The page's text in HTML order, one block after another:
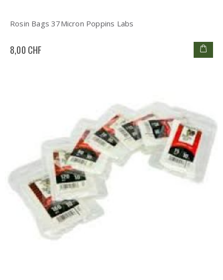
Rosin Bags 37Micron Poppins Labs
8,00 CHF